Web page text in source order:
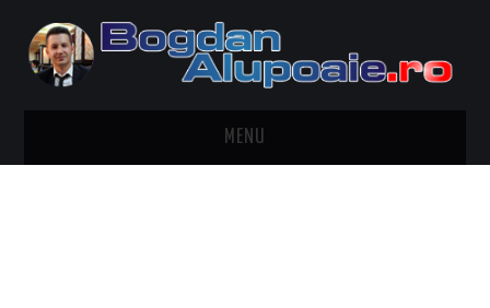
MENU